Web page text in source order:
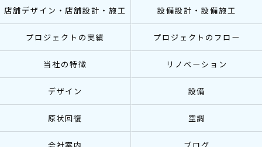
店舗デザイン・店舗設計・施工 設備設計・設備施工
プロジェクトの実績 プロジェクトのフロー
当社の特徴 リノベーション
デザイン 設備
原状回復 空調